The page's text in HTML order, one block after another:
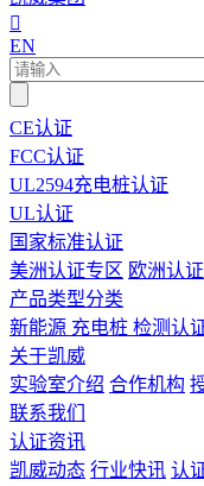

EN
CE认证
FCC认证
UL2594充电桩认证
UL认证
国家标准认证
美洲认证专区 欧洲认
产品类型分类
新能源 充电桩 检测认
关于凯威
实验室介绍 合作机构
联系我们
认证资讯
凯威动态 行业快讯 认